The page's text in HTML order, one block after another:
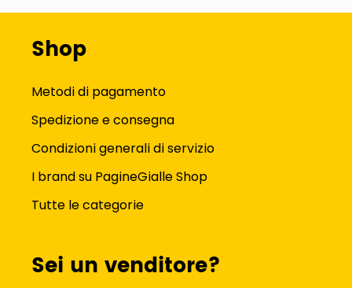
Shop
Metodi di pagamento
Spedizione e consegna
Condizioni generali di servizio
I brand su PagineGialle Shop
Tutte le categorie
Sei un venditore?